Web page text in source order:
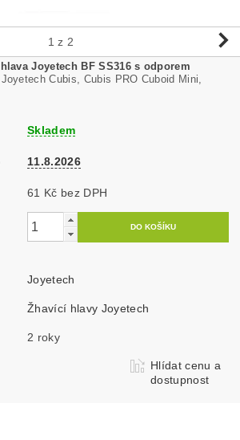
1 z 2
Joyetech BF SS316 s odporem
Cubis, Cubis PRO Cuboid Mini,
Skladem
11.8.2026
61 Kč bez DPH
Joyetech
Žhavící hlavy Joyetech
2 roky
Hlídat cenu a
dostupnost